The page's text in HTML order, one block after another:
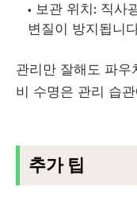
보관 위치: 직사
변질이 방지됩니
관리만 잘해도 파우
비 수명은 관리 습
추가 팁